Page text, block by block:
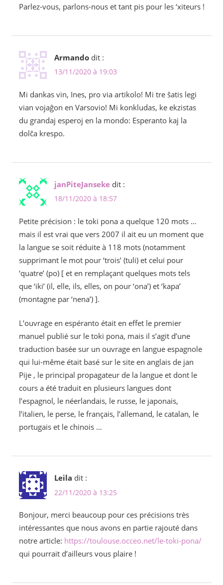
Parlez-vous, parlons-nous et tant pis pour les ‘xiteurs !
Armando dit :
13/11/2020 à 19:03
Mi dankas vin, Ines, pro via artikolo! Mi tre ŝatis legi
vian vojaĝon en Varsovio! Mi konkludas, ke ekzistas
du grandaj esperoj en la mondo: Esperanto kaj la
dolĉa krespo.
janPiteJanseke dit :
18/11/2020 à 18:57
Petite précision : le toki pona a quelque 120 mots …
mais il est vrai que vers 2007 il ait eu un moment que
la langue se soit réduite à 118 mots (notamment
supprimant le mot pour ‘trois’ (tuli) et celui pour
‘quatre’ (po) [ et en remplaçant quelques mots tels
que ‘iki’ (il, elle, ils, elles, on pour ‘ona’) et ‘kapa’
(montagne par ‘nena’) ].
L’ouvrage en espéranto était en effet le premier
manuel publié sur le toki pona, mais il s’agit d’une
traduction basée sur un ouvrage en langue espagnole
qui lui-même était basé sur le site en anglais de jan
Pije , le principal propagateur de la langue et dont le
cours a été traduit en plusieurs langues dont
l’espagnol, le néerlandais, le russe, le japonais,
l’italien, le perse, le français, l’allemand, le catalan, le
portugais et le chinois …
Leila dit :
22/11/2020 à 13:25
Bonjour, merci beaucoup pour ces précisions très
intéressantes que nous avons en partie rajouté dans
notre article: https://toulouse.occeo.net/le-toki-pona/
qui pourrait d’ailleurs vous plaire !